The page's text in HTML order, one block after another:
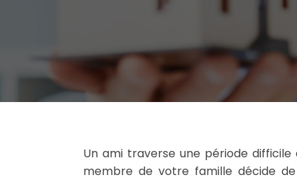
Un ami traverse une période difficile et vous propose de l’héberger quelques semaines. Ou encore, un
membre de votre famille décide